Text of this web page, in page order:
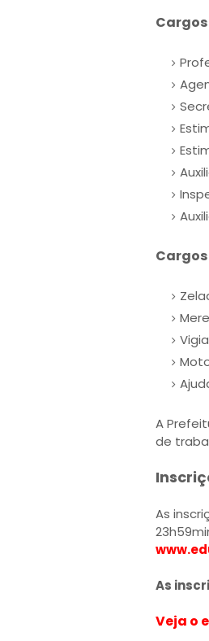
A
de
As
As
Veja o